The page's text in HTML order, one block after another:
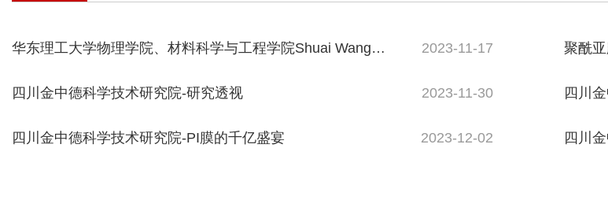
2023-11-17
华东理工大学物理学院、材料科学与工程学院Shuai Wang等--
聚酰
2023-11-30
四川金中德科学技术研究院-研究透视
四川
2023-12-02
四川金中德科学技术研究院-PI膜的千亿盛宴
四川